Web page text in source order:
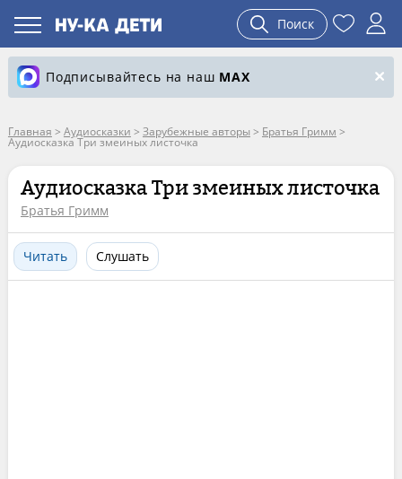
Поиск
Подписывайтесь на наш MAX
Главная > Аудиосказки > Зарубежные авторы > Братья Гримм >
Аудиосказка Три змеиных листочка
Аудиосказка Три змеиных листочка
Братья Гримм
Читать Слушать